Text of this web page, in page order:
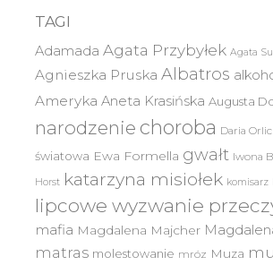
TAGI
Adamada Agata Przybyłek Agata
Agnieszka Pruska Albatros
Ameryka Aneta Krasińska Augusta
narodzenie choroba Daria
światowa Ewa Formella gwałt Iwona
Horst katarzyna misiołek komisarz
lipcowe wyzwanie
mafia Magdalena Majcher
matras molestowanie mróz Muza